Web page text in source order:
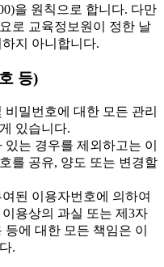
을 원칙으로 합니다. 다만
로 교육정보원이 정한 날
지 아니합니다.
등)
밀번호에 대한 모든 관리
있습니다.
는 경우를 제외하고는 이
를 공유, 양도 또는 변경할
된 이용자번호에 의하여
용상의 과실 또는 제3자
에 대한 모든 책임은 이
.